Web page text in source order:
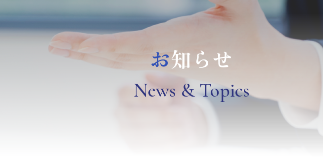
お知らせ
News & Topics